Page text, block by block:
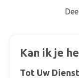
Kan ik je
Tot Uw